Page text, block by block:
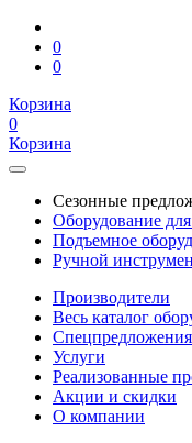
0
0
Корзина
0
Корзина
Сезонные
Оборудование
Подъемное
Ручной
Производители
Весь каталог
Спецпредложения
Услуги
Реализованные
Акции и скидки
О компании